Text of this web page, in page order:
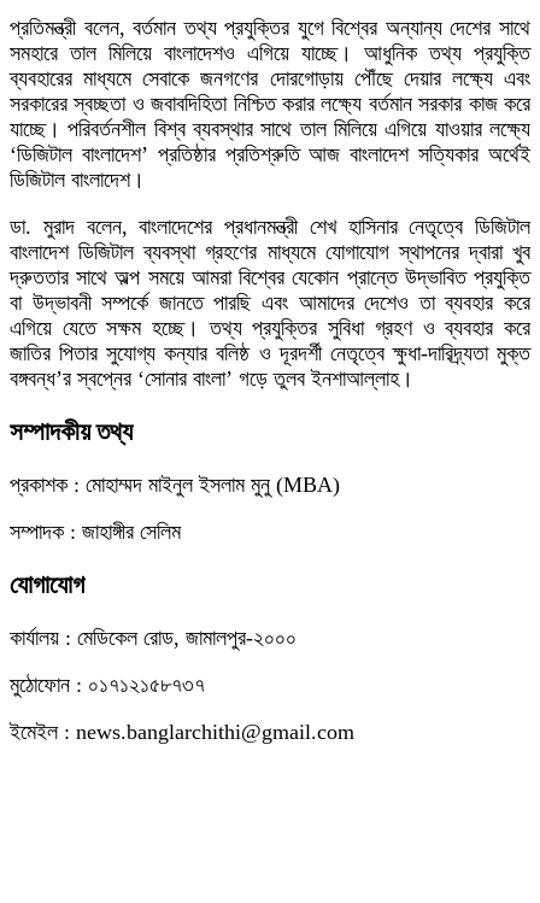
প্রতিমন্ত্রী বলেন, বর্তমান তথ্য প্রযুক্তির যুগে বিশ্বের অন্যান্য দেশের সাথে
সমহারে তাল মিলিয়ে বাংলাদেশও এগিয়ে যাচ্ছে। আধুনিক তথ্য প্রযুক্তি
ব্যবহারের মাধ্যমে সেবাকে জনগণের দোরগোড়ায় পৌঁছে দেয়ার লক্ষ্যে এবং
সরকারের স্বচ্ছতা ও জবাবদিহিতা নিশ্চিত করার লক্ষ্যে বর্তমান সরকার কাজ করে
যাচ্ছে। পরিবর্তনশীল বিশ্ব ব্যবস্থার সাথে তাল মিলিয়ে এগিয়ে যাওয়ার লক্ষ্যে
‘ডিজিটাল বাংলাদেশ’ প্রতিষ্ঠার প্রতিশ্রুতি আজ বাংলাদেশ সত্যিকার অর্থেই
ডিজিটাল বাংলাদেশ।
ডা. মুরাদ বলেন, বাংলাদেশের প্রধানমন্ত্রী শেখ হাসিনার নেতৃত্বে ডিজিটাল
বাংলাদেশ ডিজিটাল ব্যবস্থা গ্রহণের মাধ্যমে যোগাযোগ স্থাপনের দ্বারা খুব
দ্রুততার সাথে অল্প সময়ে আমরা বিশ্বের যেকোন প্রান্তে উদ্ভাবিত প্রযুক্তি
বা উদ্ভাবনী সম্পর্কে জানতে পারছি এবং আমাদের দেশেও তা ব্যবহার করে
এগিয়ে যেতে সক্ষম হচ্ছে। তথ্য প্রযুক্তির সুবিধা গ্রহণ ও ব্যবহার করে
জাতির পিতার সুযোগ্য কন্যার বলিষ্ঠ ও দূরদর্শী নেতৃত্বে ক্ষুধা-দারিদ্র্যতা মুক্ত
বঙ্গবন্ধ’র স্বপ্নের ‘সোনার বাংলা’ গড়ে তুলব ইনশাআল্লাহ।
সম্পাদকীয় তথ্য
প্রকাশক : মোহাম্মদ মাইনুল ইসলাম মুনু (MBA)
সম্পাদক : জাহাঙ্গীর সেলিম
যোগাযোগ
কার্যালয় : মেডিকেল রোড, জামালপুর-২০০০
মুঠোফোন : ০১৭১২১৫৮৭৩৭
ইমেইল : news.banglarchithi@gmail.com